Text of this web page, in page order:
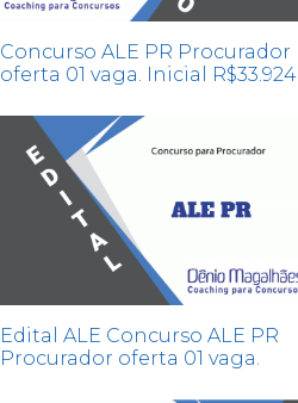
Concurso ALE PR Procurador
oferta 01 vaga. Inicial R$33.924
Edital ALE Concurso ALE PR
Procurador oferta 01 vaga.